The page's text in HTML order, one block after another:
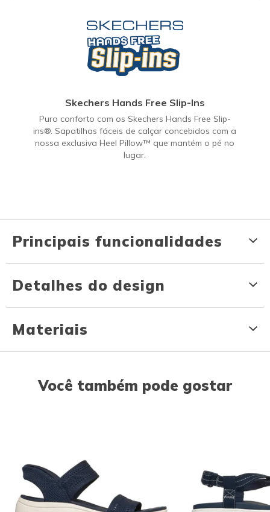
Skechers Hands Free Slip-Ins
Puro conforto com os Skechers Hands Free Slip-
ins®. Sapatilhas fáceis de calçar concebidos com a
nossa exclusiva Heel Pillow™ que mantém o pé no
lugar.
Principais funcionalidades
Detalhes do design
Materiais
Você também pode gostar